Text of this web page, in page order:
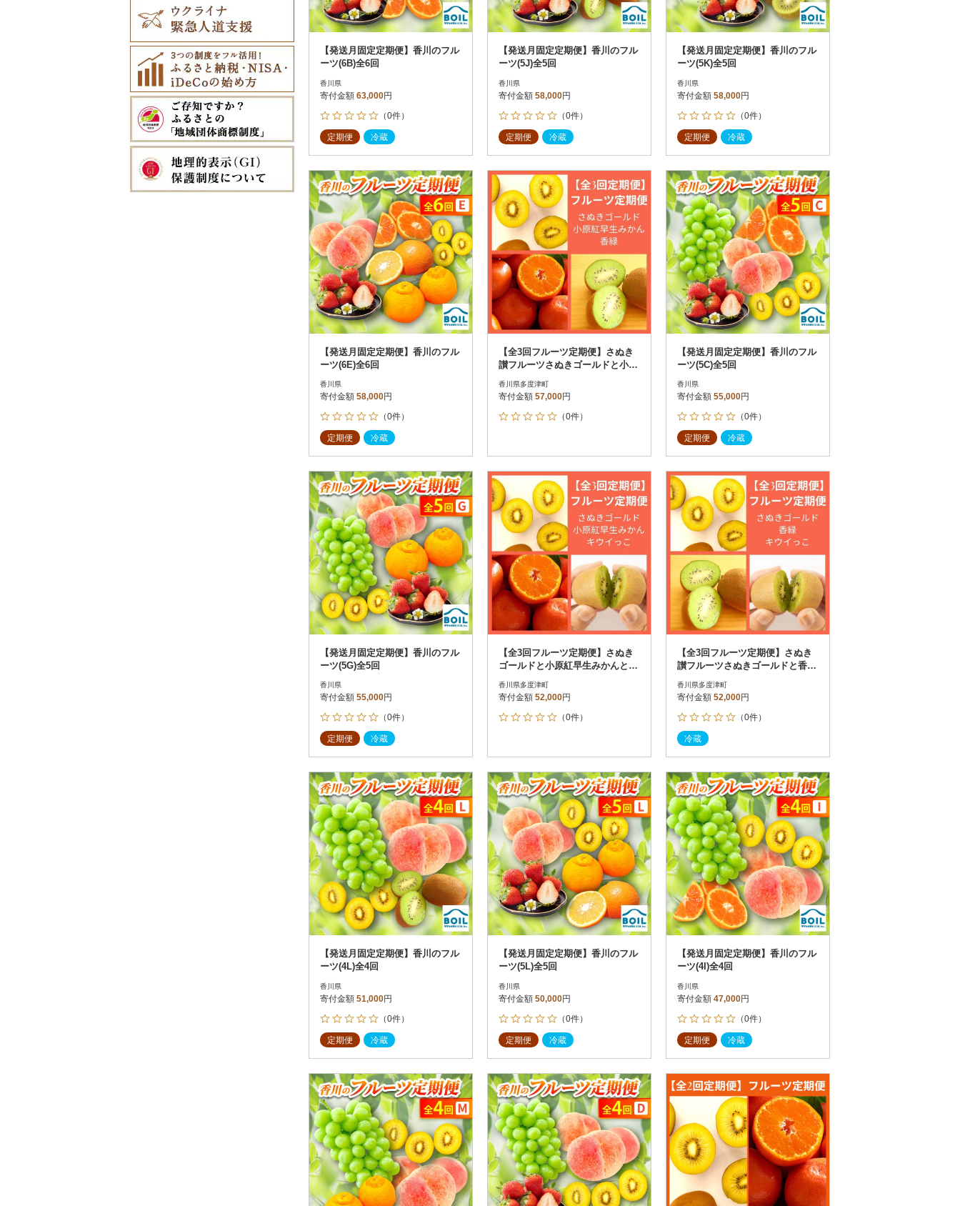
【発送月固定定期便】香川のフル
ーツ(6B)全6回
香川県
寄付金額 63,000円
（0件）
定期便 冷蔵
【発送月固定定期便】香川のフル
ーツ(5J)全5回
香川県
寄付金額 58,000円
（0件）
定期便 冷蔵
【発送月固定定期便】香川のフル
ーツ(5K)全5回
香川県
寄付金額 58,000円
（0件）
定期便 冷蔵
【発送月固定定期便】香川のフル
ーツ(6E)全6回
香川県
寄付金額 58,000円
（0件）
定期便 冷蔵
【全3回フルーツ定期便】さぬき
讃フルーツさぬきゴールドと小原
香川県多度津町
寄付金額 57,000円
（0件）
【発送月固定定期便】香川のフル
ーツ(5C)全5回
香川県
寄付金額 55,000円
（0件）
定期便 冷蔵
【発送月固定定期便】香川のフル
ーツ(5G)全5回
香川県
寄付金額 55,000円
（0件）
定期便 冷蔵
【全3回フルーツ定期便】さぬき
ゴールドと小原紅早生みかんとさ
香川県多度津町
寄付金額 52,000円
（0件）
【全3回フルーツ定期便】さぬき
讃フルーツさぬきゴールドと香緑
香川県多度津町
寄付金額 52,000円
（0件）
冷蔵
【発送月固定定期便】香川のフル
ーツ(4L)全4回
香川県
寄付金額 51,000円
（0件）
定期便 冷蔵
【発送月固定定期便】香川のフル
ーツ(5L)全5回
香川県
寄付金額 50,000円
（0件）
定期便 冷蔵
【発送月固定定期便】香川のフル
ーツ(4I)全4回
香川県
寄付金額 47,000円
（0件）
定期便 冷蔵